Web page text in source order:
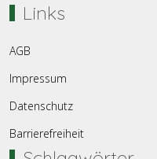
Links
AGB
Impressum
Datenschutz
Barrierefreiheit